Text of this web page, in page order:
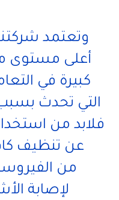
وتعتمد
أعلى مستوى
كبيرة في
التي تحدث
فلابد من
عن تنظيف
من
لإصابة